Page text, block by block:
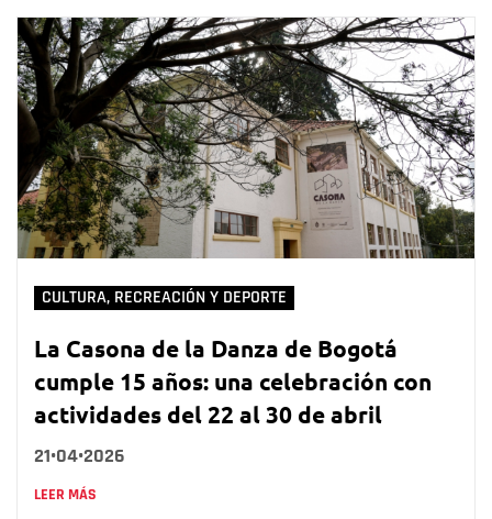
CULTURA, RECREACIÓN Y DEPORTE
La Casona de la Danza de Bogotá
cumple 15 años: una celebración con
actividades del 22 al 30 de abril
21•04•2026
LEER MÁS